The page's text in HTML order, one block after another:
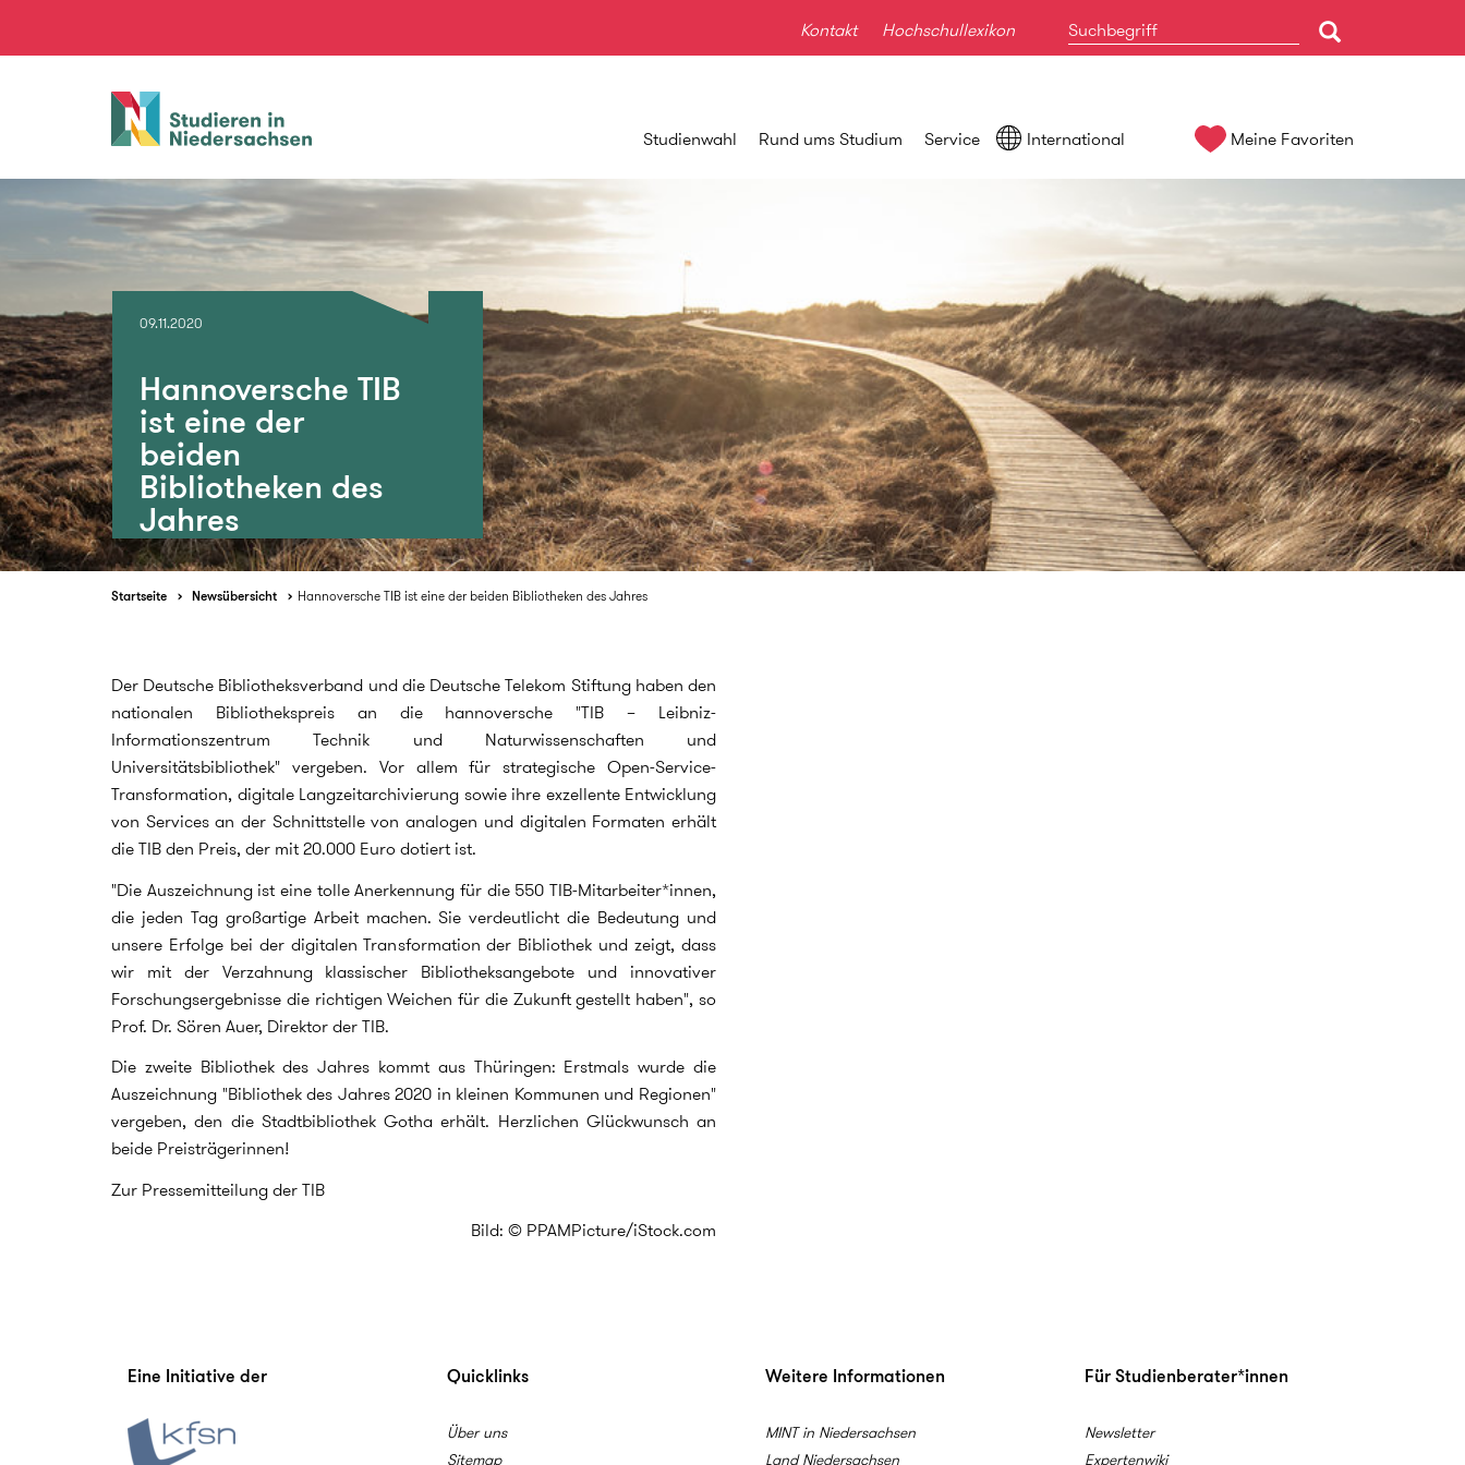
Kontakt Hochschullexikon
Studieren
in
Studienwahl Rund ums Studium Service International Meine Favoriten
09.11.2020
Hannoversche TIB
ist eine der
beiden
Bibliotheken des
Jahres
Startseite Newsübersicht Hannoversche TIB ist eine der beiden Bibliotheken des Jahres
Der Deutsche Bibliotheksverband und die Deutsche Telekom Stiftung haben den
nationalen Bibliothekspreis an die hannoversche "TIB – Leibniz-
Informationszentrum Technik und Naturwissenschaften und
Universitätsbibliothek" vergeben. Vor allem für strategische Open-Service-
Transformation, digitale Langzeitarchivierung sowie ihre exzellente Entwicklung
von Services an der Schnittstelle von analogen und digitalen Formaten erhält
die TIB den Preis, der mit 20.000 Euro dotiert ist.
"Die Auszeichnung ist eine tolle Anerkennung für die 550 TIB-Mitarbeiter*innen,
die jeden Tag großartige Arbeit machen. Sie verdeutlicht die Bedeutung und
unsere Erfolge bei der digitalen Transformation der Bibliothek und zeigt, dass
wir mit der Verzahnung klassischer Bibliotheksangebote und innovativer
Forschungsergebnisse die richtigen Weichen für die Zukunft gestellt haben", so
Prof. Dr. Sören Auer, Direktor der TIB.
Die zweite Bibliothek des Jahres kommt aus Thüringen: Erstmals wurde die
Auszeichnung "Bibliothek des Jahres 2020 in kleinen Kommunen und Regionen"
vergeben, den die Stadtbibliothek Gotha erhält. Herzlichen Glückwunsch an
beide Preisträgerinnen!
Zur Pressemitteilung der TIB
Bild: © PPAMPicture/iStock.com
Eine Initiative der Quicklinks
Über uns
Sitemap
Weitere Informationen
MINT in Niedersachsen
Land Niedersachsen
Für Studienberater*innen
Newsletter
Expertenwiki